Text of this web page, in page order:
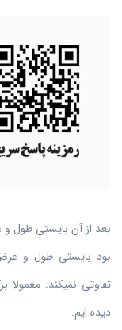
بعد از آن بایستی طول و
بود بایستی طول و عرض
تفاوتی نمیکند.
دیده ایم.